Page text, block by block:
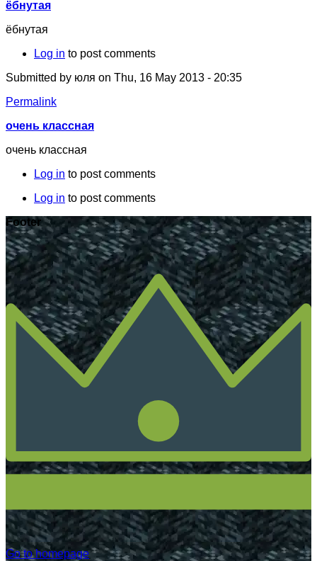
ёбнутая
ёбнутая
Log in to post comments
Submitted by юля on Thu, 16 May 2013 - 20:35
Permalink
очень классная
очень классная
Log in to post comments
Log in to post comments
Footer
Go to homepage